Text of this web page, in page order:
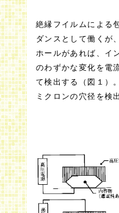
絶縁フイルムによる
ダンスとして働くが
ホールがあれば、イ
のわずかな変化を電
て検出する（図１）
ミクロンの穴径を検